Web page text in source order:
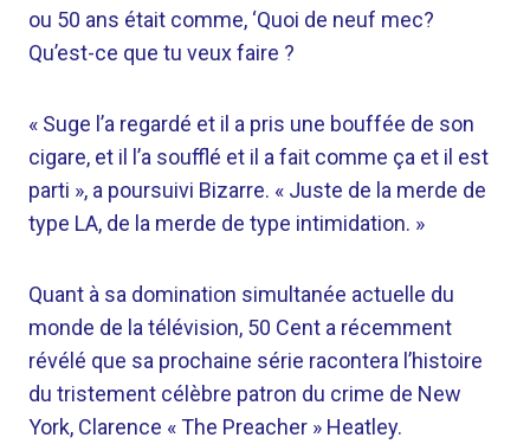
ou 50 ans était comme, ‘Quoi de neuf mec?
Qu’est-ce que tu veux faire ?
« Suge l’a regardé et il a pris une bouffée de son
cigare, et il l’a soufflé et il a fait comme ça et il est
parti », a poursuivi Bizarre. « Juste de la merde de
type LA, de la merde de type intimidation. »
Quant à sa domination simultanée actuelle du
monde de la télévision, 50 Cent a récemment
révélé que sa prochaine série racontera l’histoire
du tristement célèbre patron du crime de New
York, Clarence « The Preacher » Heatley.